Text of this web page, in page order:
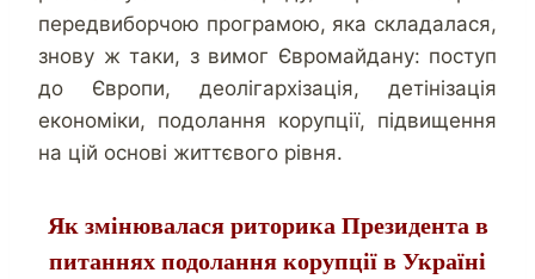
передвиборчою програмою, яка складалася,
знову ж таки, з вимог Євромайдану: поступ
до Європи, деолігархізація, детінізація
економіки, подолання корупції, підвищення
на цій основі життєвого рівня.
Як змінювалася риторика Президента в
питаннях подолання корупції в Україні